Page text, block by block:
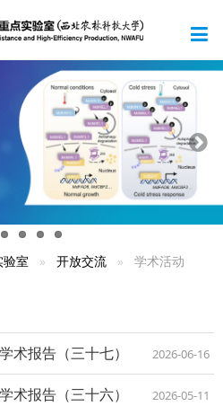
室 开放交流 学术活动
术报告（三十七）
2026-06-16
术报告（三十六） 2026-05-11